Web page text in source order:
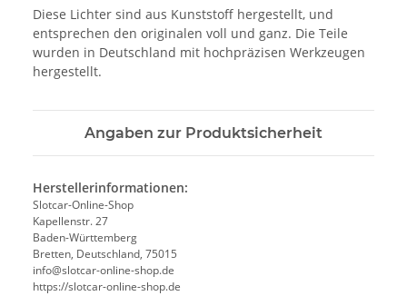
Diese Lichter sind aus Kunststoff hergestellt, und
entsprechen den originalen voll und ganz. Die Teile
wurden in Deutschland mit hochpräzisen Werkzeugen
hergestellt.
Angaben zur Produktsicherheit
Herstellerinformationen:
Slotcar-Online-Shop
Kapellenstr. 27
Baden-Württemberg
Bretten, Deutschland, 75015
info@slotcar-online-shop.de
https://slotcar-online-shop.de